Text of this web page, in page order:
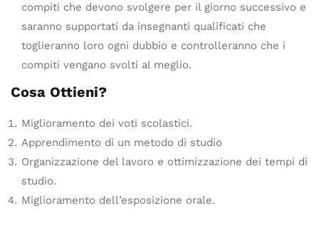
compiti che devono svolgere per il giorno successivo e
saranno supportati da insegnanti qualificati che
toglieranno loro ogni dubbio e controlleranno che i
compiti vengano svolti al meglio.
Cosa Ottieni?
Miglioramento dei voti scolastici.
Apprendimento di un metodo di studio
Organizzazione del lavoro e ottimizzazione dei tempi di
studio.
Miglioramento dell’esposizione orale.